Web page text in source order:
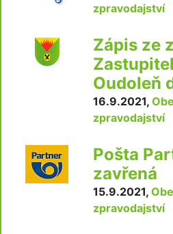
zpravodajství
Zápis ze
Oudoleň
16.9.2021,
zpravodajství
Pošta
zavřená
15.9.2021,
zpravodajství